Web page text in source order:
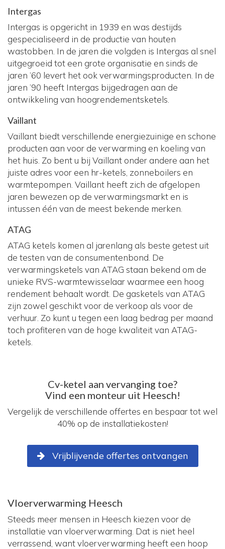
Intergas
Intergas is opgericht in 1939 en was destijds
gespecialiseerd in de productie van houten
wastobben. In de jaren die volgden is Intergas al snel
uitgegroeid tot een grote organisatie en sinds de
jaren ’60 levert het ook verwarmingsproducten. In de
jaren ’90 heeft Intergas bijgedragen aan de
ontwikkeling van hoogrendementsketels.
Vaillant
Vaillant biedt verschillende energiezuinige en schone
producten aan voor de verwarming en koeling van
het huis. Zo bent u bij Vaillant onder andere aan het
juiste adres voor een hr-ketels, zonneboilers en
warmtepompen. Vaillant heeft zich de afgelopen
jaren bewezen op de verwarmingsmarkt en is
intussen één van de meest bekende merken.
ATAG
ATAG ketels komen al jarenlang als beste getest uit
de testen van de consumentenbond. De
verwarmingsketels van ATAG staan bekend om de
unieke RVS-warmtewisselaar waarmee een hoog
rendement behaalt wordt. De gasketels van ATAG
zijn zowel geschikt voor de verkoop als voor de
verhuur. Zo kunt u tegen een laag bedrag per maand
toch profiteren van de hoge kwaliteit van ATAG-
ketels.
Cv-ketel aan vervanging toe?
Vind een monteur uit Heesch!
Vergelijk de verschillende offertes en bespaar tot wel
40% op de installatiekosten!
Vrijblijvende offertes ontvangen
Vloerverwarming Heesch
Steeds meer mensen in Heesch kiezen voor de
installatie van vloerverwarming. Dat is niet heel
verrassend, want vloerverwarming heeft een hoop